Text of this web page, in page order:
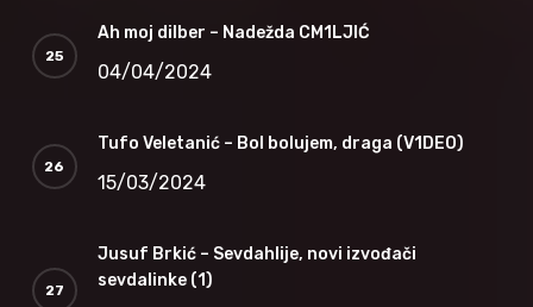
Ah moj dilber – Nadežda CM1LJIĆ
04/04/2024
Tufo Veletanić – Bol bolujem, draga (V1DEO)
15/03/2024
Jusuf Brkić – Sevdahlije, novi izvođači
sevdalinke (1)